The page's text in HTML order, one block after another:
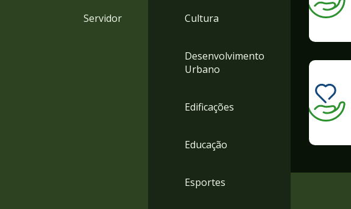
Servidor Cultura
Desenvolvimento
Urbano
Edificações
Educação
Esportes